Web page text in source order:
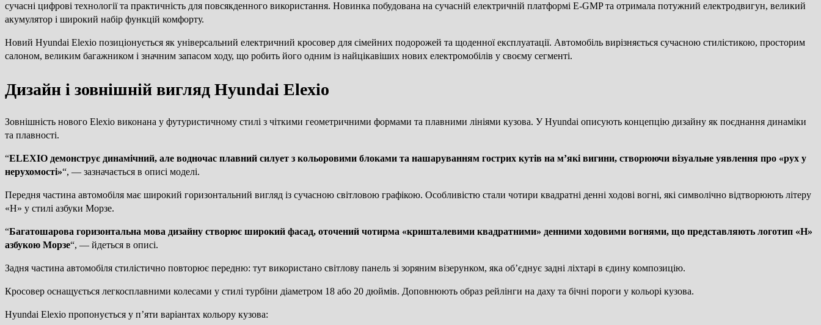
сучасні цифрові технології та практичність для повсякденного використання. Новинка побудована на сучасній електричній платформі E-GMP та отримала потужний електродвигун, великий
акумулятор і широкий набір функцій комфорту.
Новий Hyundai Elexio позиціонується як універсальний електричний кросовер для сімейних подорожей та щоденної експлуатації. Автомобіль вирізняється сучасною стилістикою, просторим
салоном, великим багажником і значним запасом ходу, що робить його одним із найцікавіших нових електромобілів у своєму сегменті.
Дизайн і зовнішній вигляд Hyundai Elexio
Зовнішність нового Elexio виконана у футуристичному стилі з чіткими геометричними формами та плавними лініями кузова. У Hyundai описують концепцію дизайну як поєднання динаміки
та плавності.
“ELEXIO демонструє динамічний, але водночас плавний силует з кольоровими блоками та нашаруванням гострих кутів на м’які вигини, створюючи візуальне уявлення про «рух у
нерухомості»“, — зазначається в описі моделі.
Передня частина автомобіля має широкий горизонтальний вигляд із сучасною світловою графікою. Особливістю стали чотири квадратні денні ходові вогні, які символічно відтворюють літеру
«H» у стилі азбуки Морзе.
“Багатошарова горизонтальна мова дизайну створює широкий фасад, оточений чотирма «кришталевими квадратними» денними ходовими вогнями, що представляють логотип «H»
азбукою Морзе“, — йдеться в описі.
Задня частина автомобіля стилістично повторює передню: тут використано світлову панель зі зоряним візерунком, яка об’єднує задні ліхтарі в єдину композицію.
Кросовер оснащується легкосплавними колесами у стилі турбіни діаметром 18 або 20 дюймів. Доповнюють образ рейлінги на даху та бічні пороги у кольорі кузова.
Hyundai Elexio пропонується у п’яти варіантах кольору кузова: